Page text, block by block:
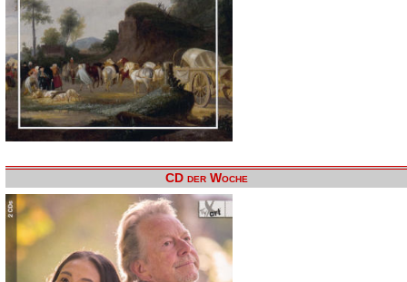
CD der Woche